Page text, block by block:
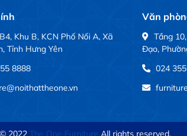
Khu B, KCN Phố Nối A, Xã
Tỉnh Hưng Yên
8888
Văn
Tầng
Đạo,
024
2022 The One Furniture All rights reserved.